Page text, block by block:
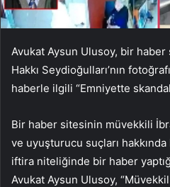
Avukat Aysun Ulusoy, bir
Hakkı Seydioğulları’nın
haberle ilgili “Emniyette
Bir haber sitesinin müvekkili
ve uyuşturucu suçları hakkında
iftira niteliğinde bir haber
Avukat Aysun Ulusoy,